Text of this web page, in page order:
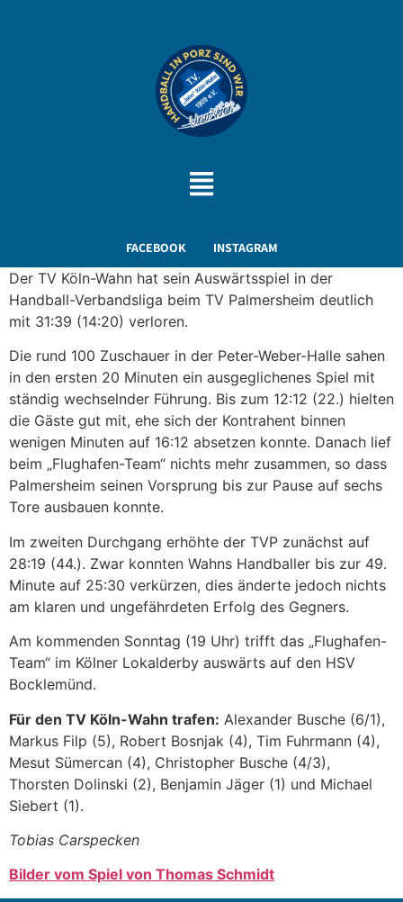
FACEBOOK INSTAGRAM
Der TV Köln-Wahn hat sein Auswärtsspiel in der
Handball-Verbandsliga beim TV Palmersheim deutlich
mit 31:39 (14:20) verloren.
Die rund 100 Zuschauer in der Peter-Weber-Halle sahen
in den ersten 20 Minuten ein ausgeglichenes Spiel mit
ständig wechselnder Führung. Bis zum 12:12 (22.) hielten
die Gäste gut mit, ehe sich der Kontrahent binnen
wenigen Minuten auf 16:12 absetzen konnte. Danach lief
beim „Flughafen-Team“ nichts mehr zusammen, so dass
Palmersheim seinen Vorsprung bis zur Pause auf sechs
Tore ausbauen konnte.
Im zweiten Durchgang erhöhte der TVP zunächst auf
28:19 (44.). Zwar konnten Wahns Handballer bis zur 49.
Minute auf 25:30 verkürzen, dies änderte jedoch nichts
am klaren und ungefährdeten Erfolg des Gegners.
Am kommenden Sonntag (19 Uhr) trifft das „Flughafen-
Team“ im Kölner Lokalderby auswärts auf den HSV
Bocklemünd.
Für den TV Köln-Wahn trafen: Alexander Busche (6/1),
Markus Filp (5), Robert Bosnjak (4), Tim Fuhrmann (4),
Mesut Sümercan (4), Christopher Busche (4/3),
Thorsten Dolinski (2), Benjamin Jäger (1) und Michael
Siebert (1).
Tobias Carspecken
Bilder vom Spiel von Thomas Schmidt